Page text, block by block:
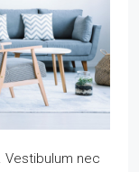
Vestibulum nec